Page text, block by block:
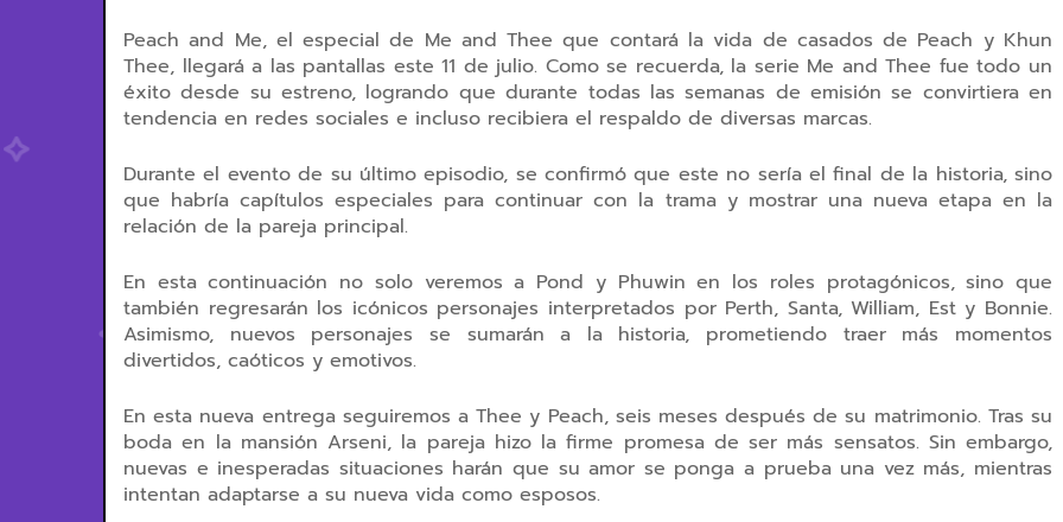
Peach and Me, el especial de Me and Thee que contará la vida de casados de Peach y Khun
Thee, llegará a las pantallas este 11 de julio. Como se recuerda, la serie Me and Thee fue todo un
éxito desde su estreno, logrando que durante todas las semanas de emisión se convirtiera en
tendencia en redes sociales e incluso recibiera el respaldo de diversas marcas.
Durante el evento de su último episodio, se confirmó que este no sería el final de la historia, sino
que habría capítulos especiales para continuar con la trama y mostrar una nueva etapa en la
relación de la pareja principal.
En esta continuación no solo veremos a Pond y Phuwin en los roles protagónicos, sino que
también regresarán los icónicos personajes interpretados por Perth, Santa, William, Est y Bonnie.
Asimismo, nuevos personajes se sumarán a la historia, prometiendo traer más momentos
divertidos, caóticos y emotivos.
En esta nueva entrega seguiremos a Thee y Peach, seis meses después de su matrimonio. Tras su
boda en la mansión Arseni, la pareja hizo la firme promesa de ser más sensatos. Sin embargo,
nuevas e inesperadas situaciones harán que su amor se ponga a prueba una vez más, mientras
intentan adaptarse a su nueva vida como esposos.